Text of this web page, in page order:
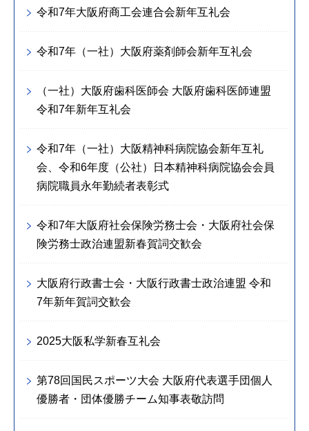
令和7年大阪府商工会連合会新年互礼会
令和7年（一社）大阪府薬剤師会新年互礼会
（一社）大阪府歯科医師会 大阪府歯科医師連盟
令和7年新年互礼会
令和7年（一社）大阪精神科病院協会新年互礼
会、令和6年度（公社）日本精神科病院協会会員
病院職員永年勤続者表彰式
令和7年大阪府社会保険労務士会・大阪府社会保
険労務士政治連盟新春賀詞交歓会
大阪府行政書士会・大阪行政書士政治連盟 令和
7年新年賀詞交歓会
2025大阪私学新春互礼会
第78回国民スポーツ大会 大阪府代表選手団個人
優勝者・団体優勝チーム知事表敬訪問